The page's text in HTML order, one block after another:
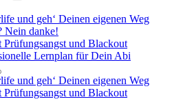
und geh‘ Deinen eigenen Weg
Nein danke!
Prüfungsangst und Blackout
Lernplan für Dein Abi
und geh‘ Deinen eigenen Weg
Prüfungsangst und Blackout